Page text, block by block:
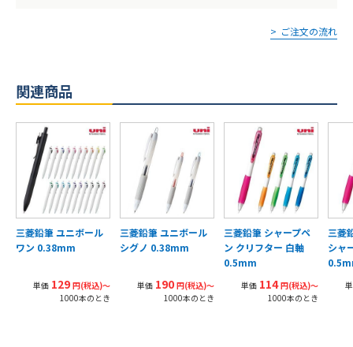
ご注文の流れ
関連商品
三菱鉛筆 ユニボール
ワン 0.38mm
単価 129 円(税込)〜
1000本のとき
三菱鉛筆 ユニボール
シグノ 0.38mm
単価 190 円(税込)〜
1000本のとき
三菱鉛筆 シャープペ
ン クリフター 白軸
0.5mm
単価 114円(税込)〜
1000本のとき
三菱
シャ